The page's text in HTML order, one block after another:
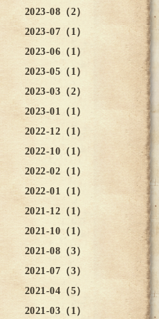
2023-08（2）
2023-07（1）
2023-06（1）
2023-05（1）
2023-03（2）
2023-01（1）
2022-12（1）
2022-10（1）
2022-02（1）
2022-01（1）
2021-12（1）
2021-10（1）
2021-08（3）
2021-07（3）
2021-04（5）
2021-03（1）